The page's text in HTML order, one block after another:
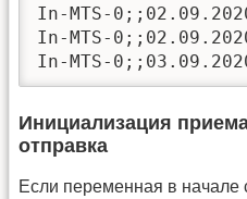
In-MTS-
In-MTS-
In-MTS-
Инициализация
отправка
Если переменная в начале